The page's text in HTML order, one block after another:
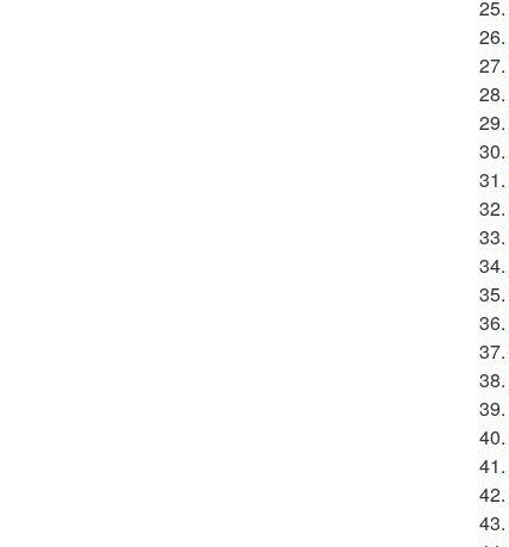
25.
26.
27.
28.
29.
30.
31.
32.
33.
34.
35.
36.
37.
38.
39.
40.
41.
42.
43.